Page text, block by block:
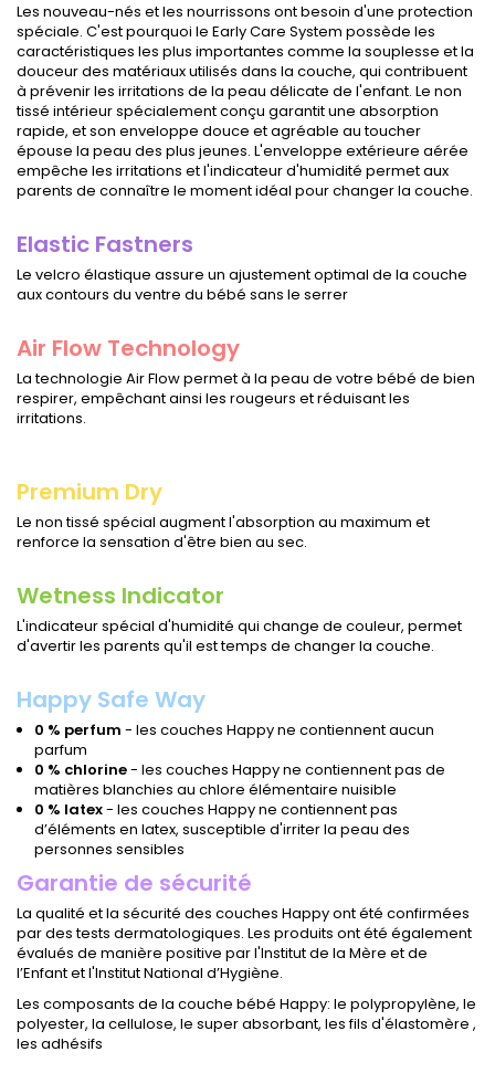
Les nouveau-nés et les nourrissons ont besoin d'une protection
spéciale. C'est pourquoi le Early Care System possède les
caractéristiques les plus importantes comme la souplesse et la
douceur des matériaux utilisés dans la couche, qui contribuent
à prévenir les irritations de la peau délicate de l'enfant. Le non
tissé intérieur spécialement conçu garantit une absorption
rapide, et son enveloppe douce et agréable au toucher
épouse la peau des plus jeunes. L'enveloppe extérieure aérée
empêche les irritations et l'indicateur d'humidité permet aux
parents de connaître le moment idéal pour changer la couche.
Elastic Fastners
Le velcro élastique assure un ajustement optimal de la couche
aux contours du ventre du bébé sans le serrer
Air Flow Technology
La technologie Air Flow permet à la peau de votre bébé de bien
respirer, empêchant ainsi les rougeurs et réduisant les
irritations.
Premium Dry
Le non tissé spécial augment l'absorption au maximum et
renforce la sensation d'être bien au sec.
Wetness Indicator
L'indicateur spécial d'humidité qui change de couleur, permet
d'avertir les parents qu'il est temps de changer la couche.
Happy Safe Way
0 % perfum - les couches Happy ne contiennent aucun
parfum
0 % chlorine- les couches Happy ne contiennent pas de
matières blanchies au chlore élémentaire nuisible
0 % latex- les couches Happy ne contiennent pas
d’éléments en latex, susceptible d'irriter la peau des
personnes sensibles
Garantie de sécurité
La qualité et la sécurité des couches Happy ont été confirmées
par des tests dermatologiques. Les produits ont été également
évalués de manière positive par l'Institut de la Mère et de
l’Enfant et l'Institut National d’Hygiène.
Les composants de la couche bébé Happy: le polypropylène, le
polyester, la cellulose, le super absorbant, les fils d'élastomère ,
les adhésifs